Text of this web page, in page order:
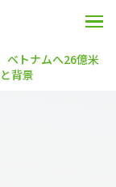
ベトナムへ26億米
背景